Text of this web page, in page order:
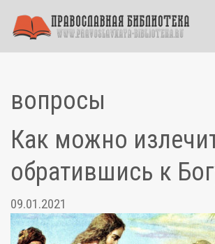
вопросы
Как можно
обратившись к
09.01.2021